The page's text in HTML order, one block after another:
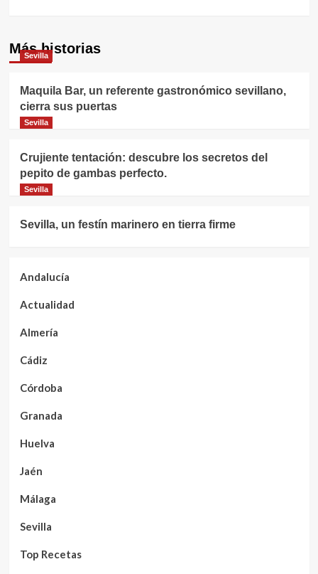
Más historias
Sevilla
Maquila Bar, un referente gastronómico sevillano,
cierra sus puertas
Sevilla
Crujiente tentación: descubre los secretos del
pepito de gambas perfecto.
Sevilla
Sevilla, un festín marinero en tierra firme
Andalucía
Actualidad
Almería
Cádiz
Córdoba
Granada
Huelva
Jaén
Málaga
Sevilla
Top Recetas